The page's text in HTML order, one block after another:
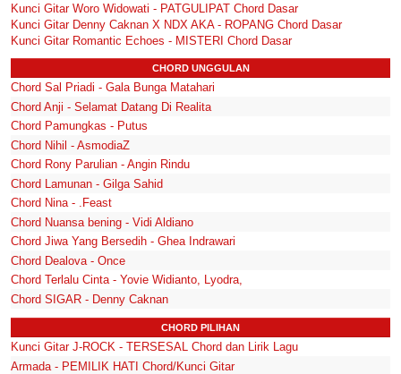
Kunci Gitar Woro Widowati - PATGULIPAT Chord Dasar
Kunci Gitar Denny Caknan X NDX AKA - ROPANG Chord Dasar
Kunci Gitar Romantic Echoes - MISTERI Chord Dasar
CHORD UNGGULAN
Chord Sal Priadi - Gala Bunga Matahari
Chord Anji - Selamat Datang Di Realita
Chord Pamungkas - Putus
Chord Nihil - AsmodiaZ
Chord Rony Parulian - Angin Rindu
Chord Lamunan - Gilga Sahid
Chord Nina - .Feast
Chord Nuansa bening - Vidi Aldiano
Chord Jiwa Yang Bersedih - Ghea Indrawari
Chord Dealova - Once
Chord Terlalu Cinta - Yovie Widianto, Lyodra,
Chord SIGAR - Denny Caknan
CHORD PILIHAN
Kunci Gitar J-ROCK - TERSESAL Chord dan Lirik Lagu
Armada - PEMILIK HATI Chord/Kunci Gitar